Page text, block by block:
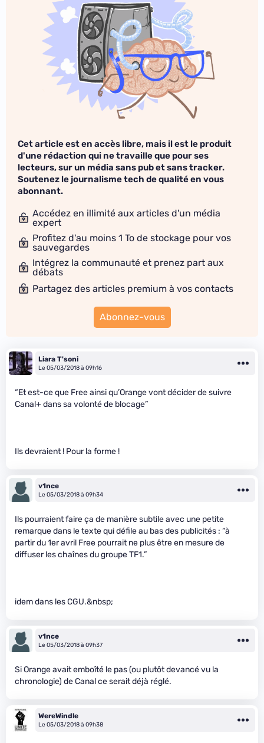
Cet article est en accès libre, mais il est le produit
d'une rédaction qui ne travaille que pour ses
lecteurs, sur un média sans pub et sans tracker.
Soutenez le journalisme tech de qualité en vous
abonnant.
Accédez en illimité aux articles d'un média
expert
Profitez d'au moins 1 To de stockage pour vos
sauvegardes
Intégrez la communauté et prenez part aux
débats
Partagez des articles premium à vos contacts
Abonnez-vous
Liara T'soni
Le 05/03/2018 à 09h16
“Et est-ce que Free ainsi qu’Orange vont décider de suivre
Canal+ dans sa volonté de blocage”
Ils devraient ! Pour la forme !
v1nce
Le 05/03/2018 à 09h34
Ils pourraient faire ça de manière subtile avec une petite
remarque dans le texte qui défile au bas des publicités : “à
partir du 1er avril Free pourrait ne plus être en mesure de
diffuser les chaînes du groupe TF1.”
idem dans les CGU.&nbsp;
v1nce
Le 05/03/2018 à 09h37
Si Orange avait emboîté le pas (ou plutôt devancé vu la
chronologie) de Canal ce serait déjà réglé.
WereWindle
Le 05/03/2018 à 09h38